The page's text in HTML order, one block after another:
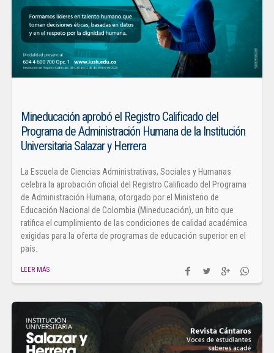
Mineducación aprobó el Registro Calificado del
Programa de Administración Humana de la Institución
Universitaria Salazar y Herrera
La Escuela de Ciencias Administrativas, Sociales y Humanas
celebra la aprobación oficial del Registro Calificado del Programa
de Administración Humana, otorgado por el Ministerio de
Educación Nacional de Colombia (Mineducación), un hito que
ratifica el cumplimiento de las condiciones de calidad académica
exigidas para la oferta de programas de educación superior en el
país.
LEER MÁS